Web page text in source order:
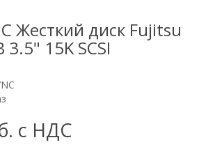
Жесткий диск Fujitsu
3.5" 15K SCSI
с НДС